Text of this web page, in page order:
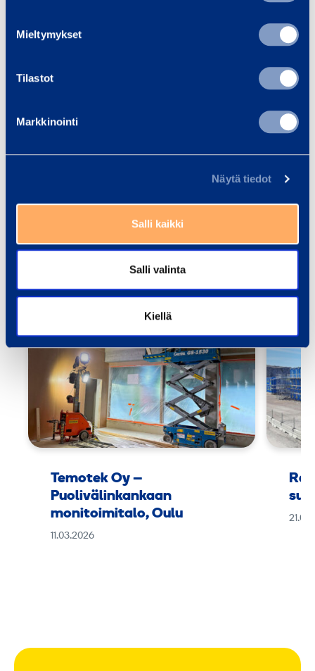
Mieltymykset
Tilastot
Markkinointi
Näytä tiedot
Salli kaikki
Salli valinta
Kiellä
Lue lisää Lue
Kaikki koulutukset
olosuhdehallinta
Temotek Oy –
Puolivälinkankaan
monitoimitalo, Oulu
11.03.2026